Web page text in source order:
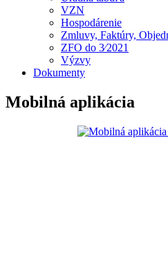
VZN
Hospodárenie
Zmluvy, Faktúry,
ZFO do 3⁄2021
Výzvy
Dokumenty
Mobilná aplikácia